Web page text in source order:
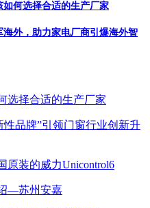
何选择合适的生产厂家
外，助力家电厂商引爆海外智
选择合适的生产厂家
品牌”引领门窗行业创新升
原装的威力Unicontrol6
—苏州安嘉